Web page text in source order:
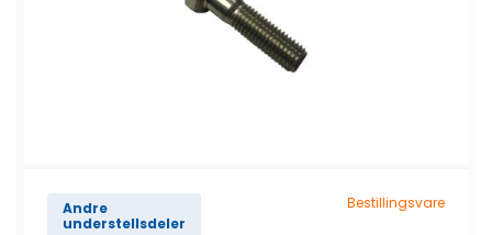
Andre
understellsdeler
Bestillingsvare